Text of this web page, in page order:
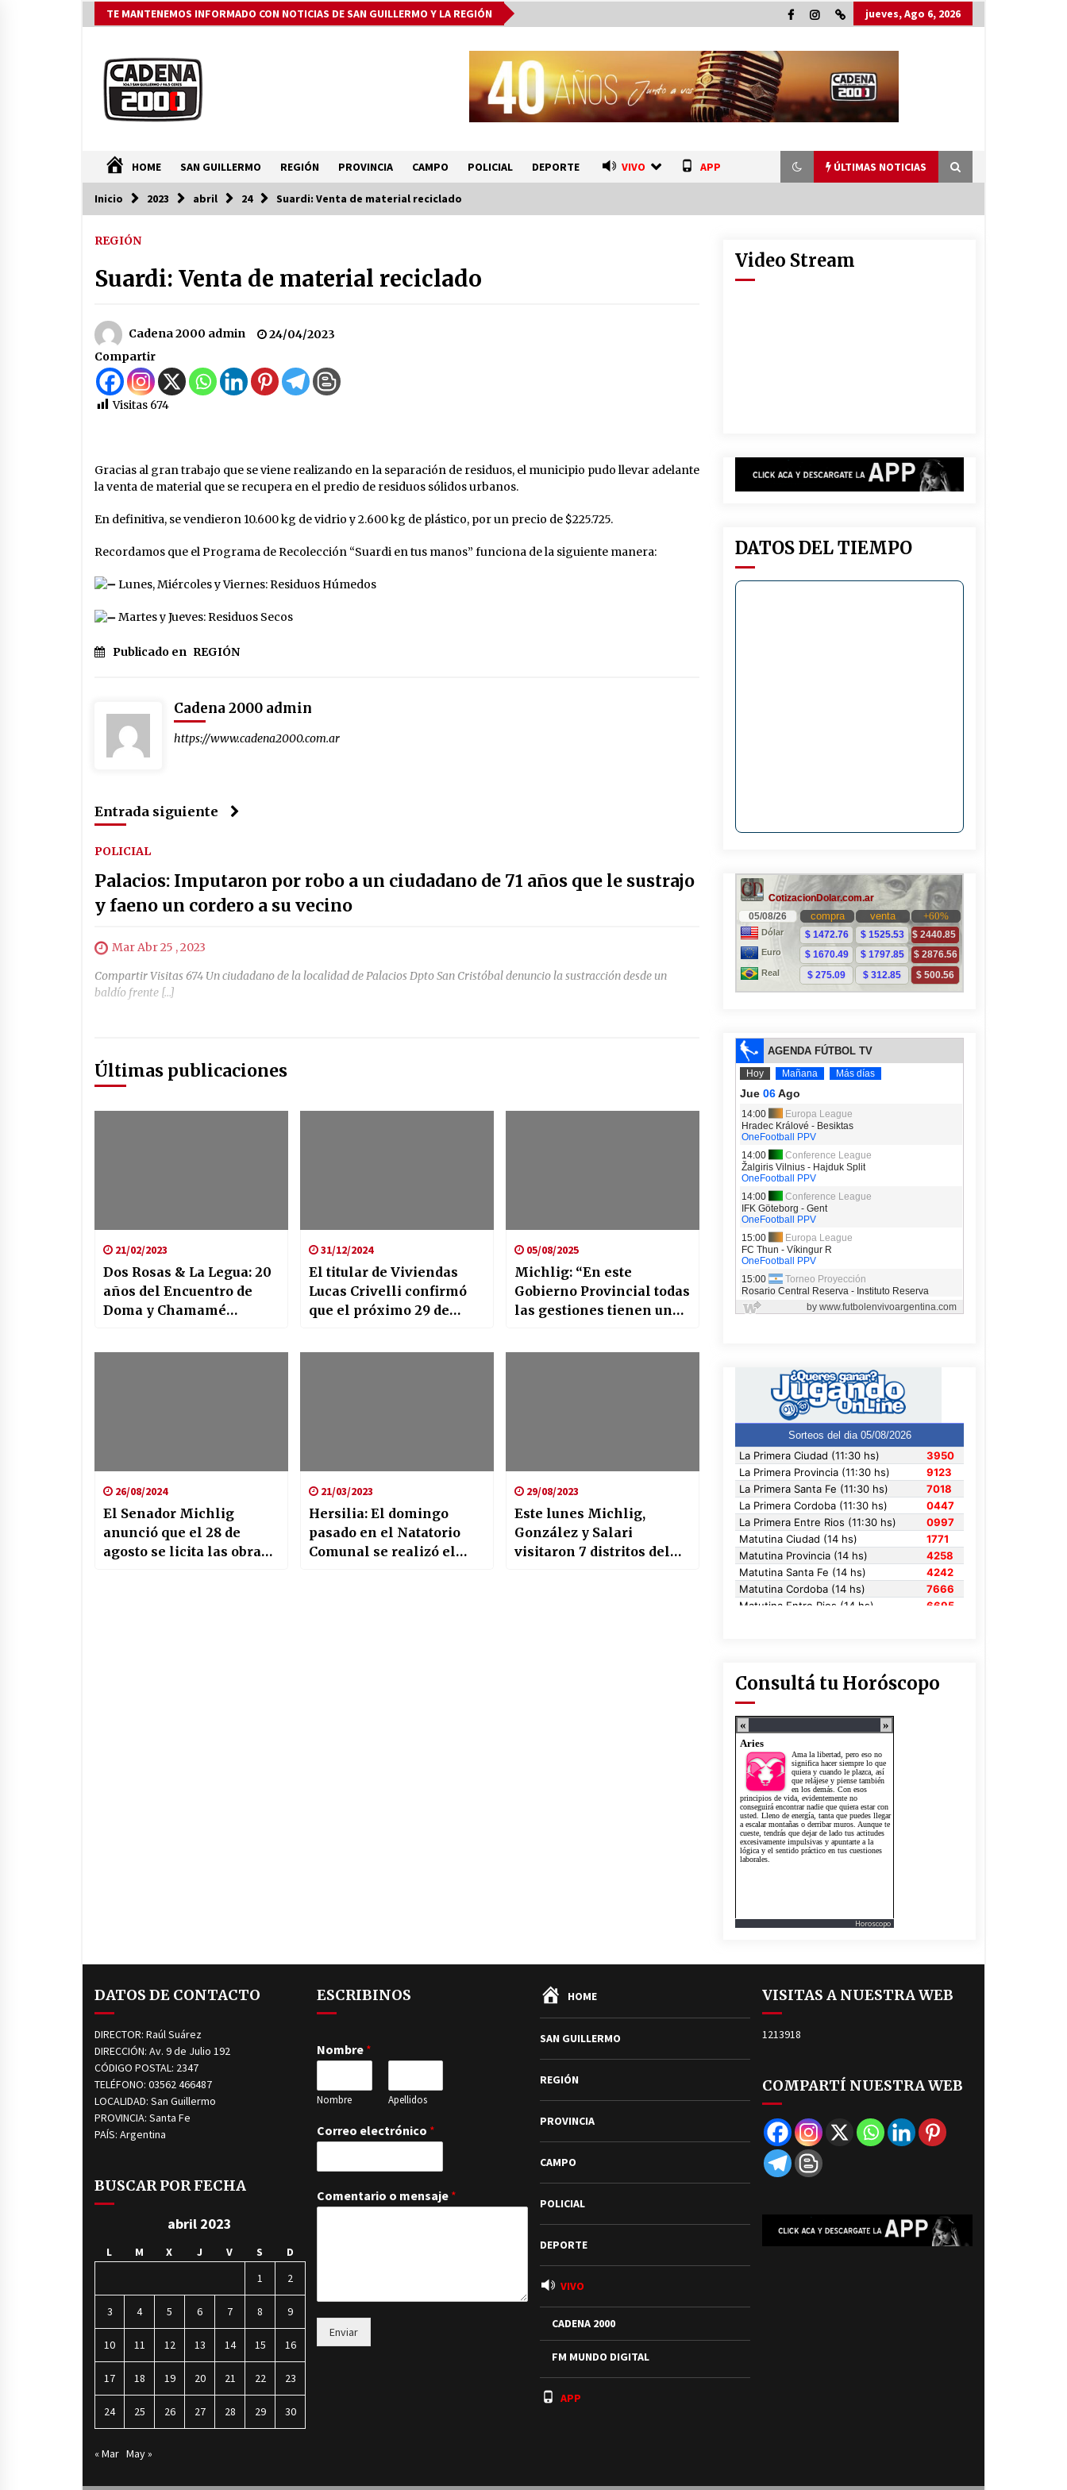
Saltar
al
TE MANTENEMOS INFORMADO CON NOTICIAS DE SAN GUILLERMO Y LA REGIÓN jueves, Ago 6, 2026
HOME SAN GUILLERMO REGIÓN PROVINCIA CAMPO POLICIAL DEPORTE VIVO APP ÚLTIMAS NOTICIAS
ÚLTIMAS NOTICIAS
Regional
05/08/2026
La Provincia cerró en Ceres la 1°
ronda de jornadas regionales
Ceres: dictaron prisión preventiva
a un hombre por el abuso sexual de
04/08/2026
Brinkmann: Falleció el hombre que
permanecía internado tras un
03/08/2026
Fiesta Departamental y 13° Fiesta
03/08/2026
Michlig y González presentes en las
celebraciones del 92° aniversario
Inicio 2023 abril 24 Suardi: Venta de material reciclado
REGIÓN
Suardi: Venta de material reciclado
Cadena 2000 admin
24/04/2023
Compartir
Visitas 674
Gracias al gran trabajo que se viene realizando en la separación de residuos, el municipio pudo llevar adelante
la venta de material que se recupera en el predio de residuos sólidos urbanos.
En definitiva, se vendieron 10.600 kg de vidrio y 2.600 kg de plástico, por un precio de $225.725.
Recordamos que el Programa de Recolección “Suardi en tus manos” funciona de la siguiente manera:
Lunes, Miércoles y Viernes: Residuos Húmedos
Martes y Jueves: Residuos Secos
Publicado en REGIÓN
Cadena 2000 admin
https://www.cadena2000.com.ar
Entrada siguiente
POLICIAL
Palacios: Imputaron por robo a un ciudadano de 71 años que le sustrajo
y faeno un cordero a su vecino
Mar Abr 25 , 2023
Compartir Visitas 674 Un ciudadano de la localidad de Palacios Dpto San Cristóbal denuncio la sustracción desde un
baldío frente […]
Últimas publicaciones
21/02/2023
Dos Rosas & La Legua: 20
años del Encuentro de
Doma y Chamamé
31/12/2024
El titular de Viviendas
Lucas Crivelli confirmó
que el próximo 29 de
05/08/2025
Michlig: “En este
Gobierno Provincial todas
las gestiones tienen una
26/08/2024
El Senador Michlig
anunció que el 28 de
agosto se licita las obra
21/03/2023
Hersilia: El domingo
pasado en el Natatorio
Comunal se realizó el
29/08/2023
Este lunes Michlig,
González y Salari
visitaron 7 distritos del
Video Stream
DATOS DEL TIEMPO
Consultá tu Horóscopo
Horoscopo
DATOS DE CONTACTO
DIRECTOR: Raúl Suárez
DIRECCIÓN: Av. 9 de Julio 192
CÓDIGO POSTAL: 2347
TELÉFONO: 03562 466487
LOCALIDAD: San Guillermo
PROVINCIA: Santa Fe
PAÍS: Argentina
BUSCAR POR FECHA
abril 2023
L M X J V S
D
1
2
3 4 5 6 7 8 9
10 11 12 13 14 15 16
17 18 19 20 21 22 23
24 25 26 27 28 29 30
« Mar May »
ESCRIBINOS
Nombre *
Nombre Apellidos
Correo electrónico *
Comentario o mensaje *
Enviar
HOME
SAN GUILLERMO
REGIÓN
PROVINCIA
CAMPO
POLICIAL
DEPORTE
VIVO
CADENA 2000
FM MUNDO DIGITAL
APP
VISITAS A NUESTRA WEB
1213918
COMPARTÍ NUESTRA WEB